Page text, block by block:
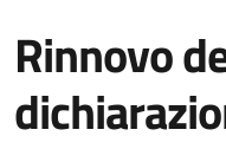
Rinnovo